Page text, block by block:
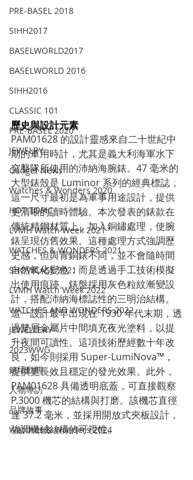
PRE-BASEL 2018
SIHH2017
BASELWORLD2017
BASELWORLD 2016
SIHH2016
CLASSIC 101
PRE-BASEL 2020
JEWELRY
Gadget News
Watches & Wonders 2020
HOT TOPIC
LVMH Watch Week 2021
WATCHES & WONDERS 2021
SHOWCASE 2021
LVMH Watch Week 2022
WATCHES AND WONDERS 2022
JEWELLERY
2023WWG
錶壇動態
人物專訪
品牌故事
Watches & Wonders 2024
歷史與設計元素
PAM01628 的設計靈感來自二十世紀中
期的軍用時計，尤其是義大利海軍水下
突擊隊所使用的沛納海腕錶。47 毫米的
大型錶殼是 Luminor 系列的經典標誌，
這一尺寸最初是為軍事用途設計，提供
更清晰的讀時體驗。本次發表的錶款在
傳統精鋼材質上，加入銅鏽處理，使腕
錶呈現仿舊效果。這種處理方式強調歷
史感，但與青銅錶不同，並不會隨時間
自然氧化變色，而是透過手工技術模擬
出使用痕跡。錶盤採用灰色粒紋漸變設
計，搭配沛納海標誌性的三明治結構。
這一設計最早出現在 1930 年代末期，透
過雙層金屬片中間填充夜光塗料，以提
升夜間可讀性。這項技術歷經數十年改
良，如今則採用 Super-LumiNova™，
提供更長效且穩定的發光效果。此外，
PAM01628 具備透明底蓋，可直接觀察
P.3000 機芯的結構與打磨。該機芯直徑
達 37.2 毫米，並採用開放式夾板設計，
強調機械結構的可視性。